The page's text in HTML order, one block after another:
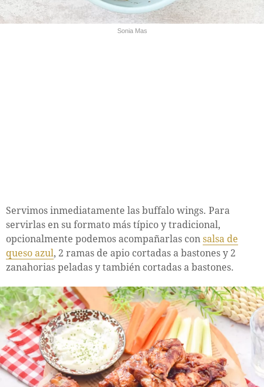
Sonia Mas
Servimos inmediatamente las buffalo wings. Para
servirlas en su formato más típico y tradicional,
opcionalmente podemos acompañarlas con salsa de
queso azul, 2 ramas de apio cortadas a bastones y 2
zanahorias peladas y también cortadas a bastones.